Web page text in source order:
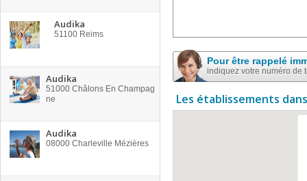
Audika
51100 Reims
Audika
51000 Châlons En Champag
ne
Audika
08000 Charleville Mézières
Pour être rappelé
indiquez votre numéro de
Les établissements